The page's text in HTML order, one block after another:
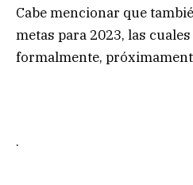
Cabe mencionar que
metas para 2023, las
formalmente,
.